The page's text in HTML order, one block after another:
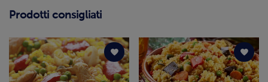
Prodotti consigliati